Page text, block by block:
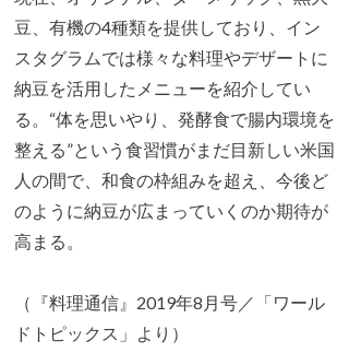
豆、有機の4種類を提供しており、イン
スタグラムでは様々な料理やデザートに
納豆を活用したメニューを紹介してい
る。“体を思いやり、発酵食で腸内環境を
整える”という食習慣がまだ目新しい米国
人の間で、和食の枠組みを超え、今後ど
のように納豆が広まっていくのか期待が
高まる。
（『料理通信』2019年8月号／「ワール
ドトピックス」より）